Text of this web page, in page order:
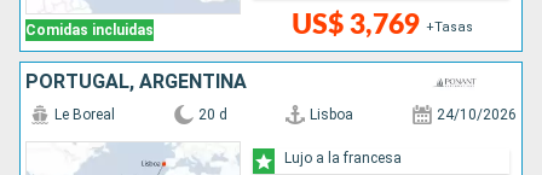
Comidas incluidas US$ 3,769 +Tasas
PORTUGAL, ARGENTINA
Le Boreal 20 d Lisboa 24/10/2026
Lujo a la francesa